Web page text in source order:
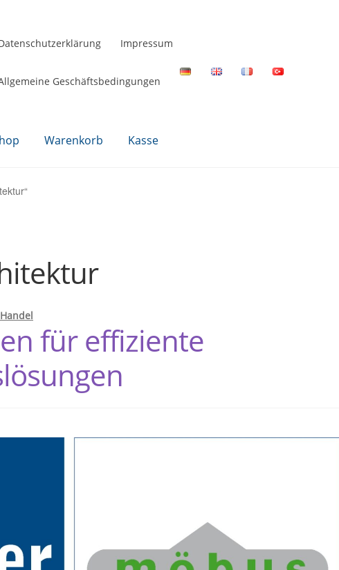
Impressum
Geschäftsbedingungen
Warenkorb Kasse
für effiziente